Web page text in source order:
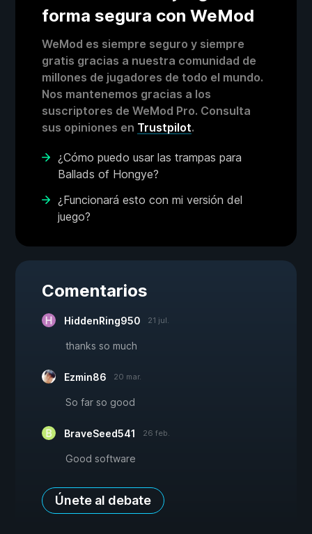
forma segura con WeMod
WeMod es siempre seguro y siempre
gratis gracias a nuestra comunidad de
millones de jugadores de todo el mundo.
Nos mantenemos gracias a los
suscriptores de WeMod Pro. Consulta
sus opiniones en Trustpilot.
¿Cómo puedo usar las trampas para
Ballads of Hongye?
¿Funcionará esto con mi versión del
juego?
Comentarios
HiddenRing950 21 jul.
thanks so much
Ezmin86 20 mar.
So far so good
BraveSeed541 26 feb.
Good software
Únete al debate